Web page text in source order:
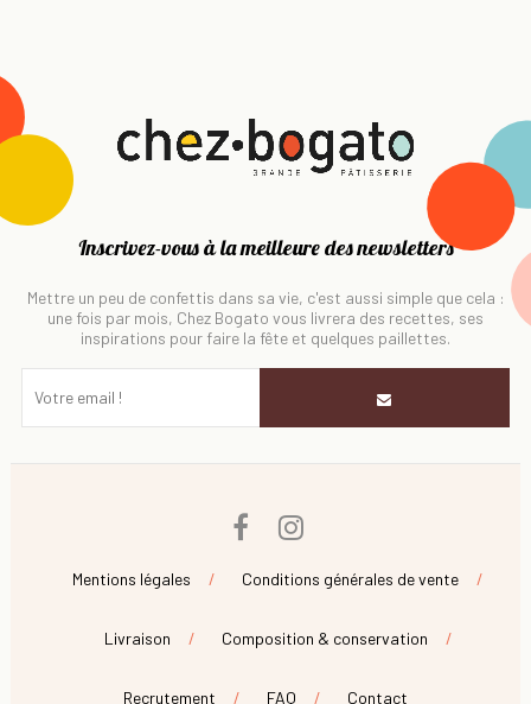
Inscrivez-vous à la meilleure des newsletters
Mettre un peu de confettis dans sa vie, c'est aussi simple que cela :
une fois par mois, Chez Bogato vous livrera des recettes, ses
inspirations pour faire la fête et quelques paillettes.
Facebook
Mentions légales Conditions générales de vente
Livraison Composition & conservation
Recrutement FAQ Contact